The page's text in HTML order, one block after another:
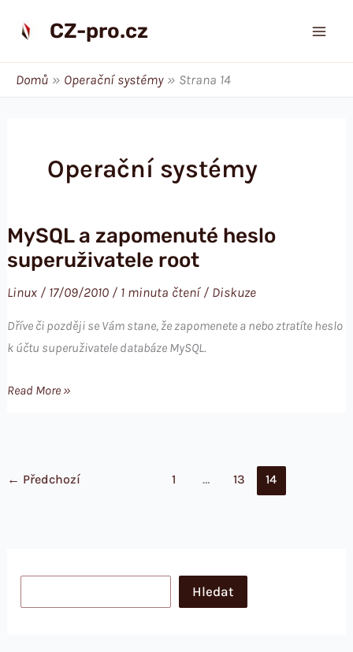
CZ-pro.cz
Domů Operační systémy Strana 14
Operační systémy
MySQL a zapomenuté heslo
superuživatele root
Linux / 17/09/2010 / 1 minuta čtení/ Diskuze
Dříve či později se Vám stane, že zapomenete a nebo ztratíte heslo
k účtu superuživatele databáze MySQL.
MySQL
superuživatele
Read More »
← Předchozí 1 … 13 14
Hledat